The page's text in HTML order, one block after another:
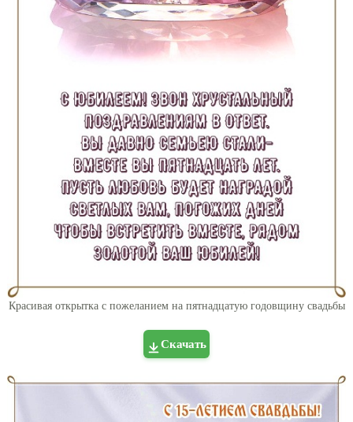
Красивая открытка с пожеланием на пятнадцатую годовщину свадьбы
Скачать